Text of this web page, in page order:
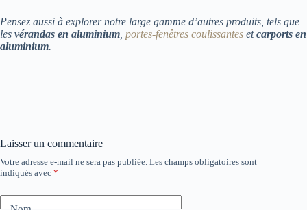
Pensez aussi à explorer notre large gamme d’autres produits, tels que
les vérandas en aluminium portes-fenêtres coulissantes etcarports en
aluminium.
Laisser un commentaire
Votre adresse e-mail ne sera pas publiée. Les champs obligatoires sont
indiqués avec *